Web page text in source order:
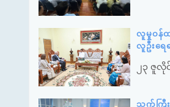
လူမှုဝန်ထ
လူဦးရေ
၂၃ ဇူလို
သက်ကြီး